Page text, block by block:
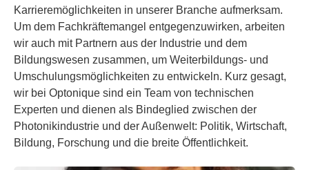
Karrieremöglichkeiten in unserer Branche aufmerksam.
Um dem Fachkräftemangel entgegenzuwirken, arbeiten
wir auch mit Partnern aus der Industrie und dem
Bildungswesen zusammen, um Weiterbildungs- und
Umschulungsmöglichkeiten zu entwickeln. Kurz gesagt,
wir bei Optonique sind ein Team von technischen
Experten und dienen als Bindeglied zwischen der
Photonikindustrie und der Außenwelt: Politik, Wirtschaft,
Bildung, Forschung und die breite Öffentlichkeit.